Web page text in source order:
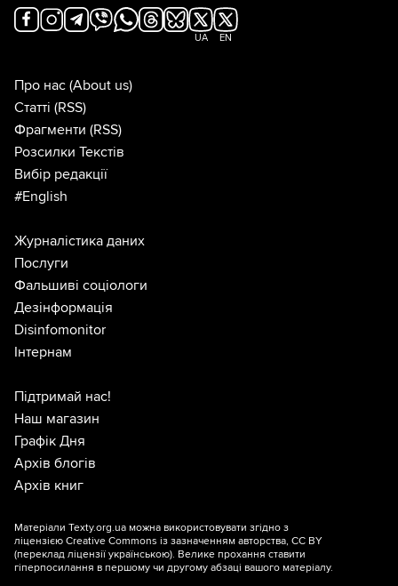
UA EN
Про нас (About us)
Статті (RSS)
Фрагменти (RSS)
Розсилки Текстів
Вибір редакції
#English
Журналістика даних
Послуги
Фальшиві соціологи
Дезінформація
Disinfomonitor
Інтернам
Підтримай нас!
Наш магазин
Графік Дня
Архів блогів
Архів книг
Матеріали Texty.org.ua можна використовувати згідно з
ліцензією Creative Commons із зазначенням авторства, CC BY
(переклад ліцензії українською). Велике прохання ставити
гіперпосилання в першому чи другому абзаці вашого матеріалу.